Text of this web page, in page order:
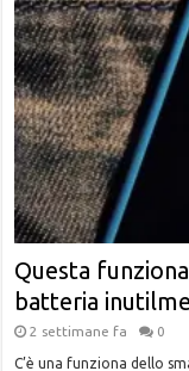
Questa
batteria
2 settimane fa 0
C’è una funziona dello